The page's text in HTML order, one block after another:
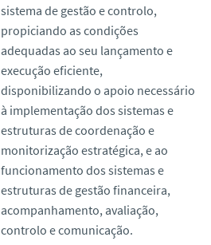
sistema de gestão e controlo,
propiciando as condições
adequadas ao seu lançamento e
execução eficiente,
disponibilizando o apoio necessário
à implementação dos sistemas e
estruturas de coordenação e
monitorização estratégica, e ao
funcionamento dos sistemas e
estruturas de gestão financeira,
acompanhamento, avaliação,
controlo e comunicação.